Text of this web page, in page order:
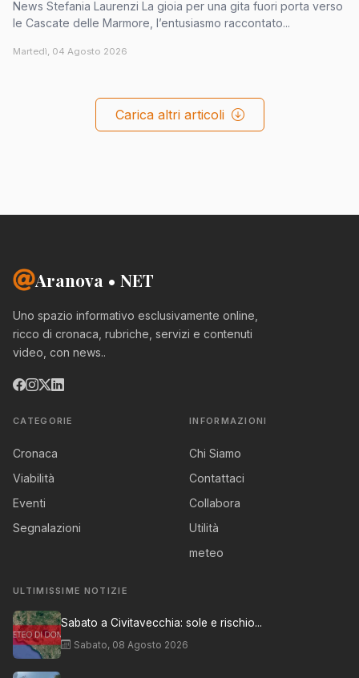
News Stefania Laurenzi La gioia per una gita fuori porta verso
le Cascate delle Marmore, l’entusiasmo raccontato...
Martedì, 04 Agosto 2026
Carica altri articoli
Aranova • NET
Uno spazio informativo esclusivamente online,
ricco di cronaca, rubriche, servizi e contenuti
video, con news..
CATEGORIE
Cronaca
Viabilità
Eventi
Segnalazioni
INFORMAZIONI
Chi Siamo
Contattaci
Collabora
Utilità
meteo
ULTIMISSIME NOTIZIE
Sabato a Civitavecchia: sole e rischio...
Sabato, 08 Agosto 2026